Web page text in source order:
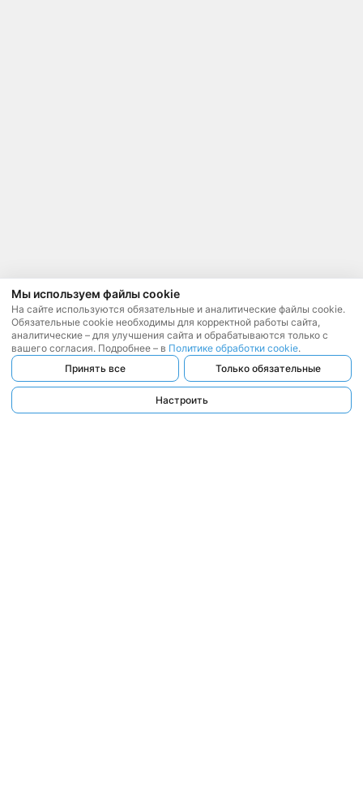
Мы используем файлы cookie
На сайте используются обязательные и аналитические файлы cookie.
Обязательные cookie необходимы для корректной работы сайта,
аналитические – для улучшения сайта и обрабатываются только с
вашего согласия. Подробнее – в Политике обработки cookie.
Принять все
Только обязательные
Настроить